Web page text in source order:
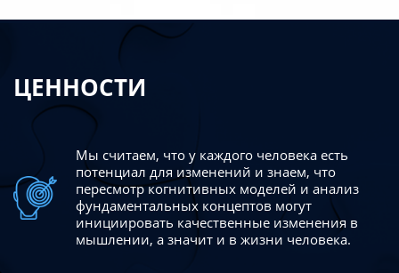
ЦЕННОСТИ
Мы считаем, что у каждого человека есть
потенциал для изменений и знаем, что
пересмотр когнитивных моделей и анализ
фундаментальных концептов могут
инициировать качественные изменения в
мышлении, а значит и в жизни человека.